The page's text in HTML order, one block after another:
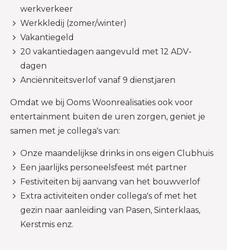
werkverkeer
Werkkledij (zomer/winter)
Vakantiegeld
20 vakantiedagen aangevuld met 12 ADV-
dagen
Anciënniteitsverlof vanaf 9 dienstjaren
Omdat we bij Ooms Woonrealisaties ook voor
entertainment buiten de uren zorgen, geniet je
samen met je collega's van:
Onze maandelijkse drinks in ons eigen Clubhuis
Een jaarlijks personeelsfeest mét partner
Festiviteiten bij aanvang van het bouwverlof
Extra activiteiten onder collega's of met het
gezin naar aanleiding van Pasen, Sinterklaas,
Kerstmis enz.